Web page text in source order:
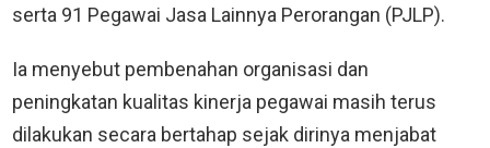
serta 91 Pegawai Jasa Lainnya Perorangan (PJLP).
Ia menyebut pembenahan organisasi dan
peningkatan kualitas kinerja pegawai masih terus
dilakukan secara bertahap sejak dirinya menjabat